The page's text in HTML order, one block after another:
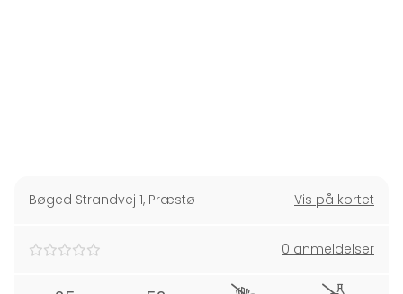
Bøged Strandvej 1, Præstø Vis på kortet
0 anmeldelser